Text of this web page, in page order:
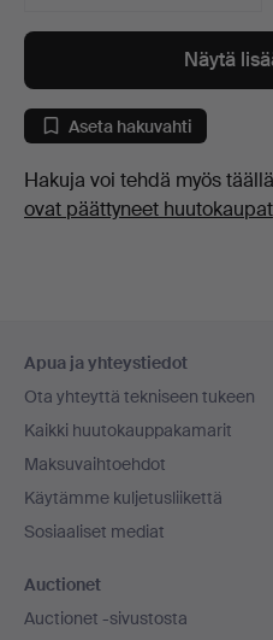
Näytä
Aseta hakuvahti
Hakuja voi tehdä myös
ovat päättyneet huutokaupat
Apua ja yhteystiedot
Ota yhteyttä tekniseen tukeen
Kaikki huutokauppakamarit
Maksuvaihtoehdot
Käytämme kuljetusliikettä
Sosiaaliset mediat
Auctionet
Auctionet -sivustosta